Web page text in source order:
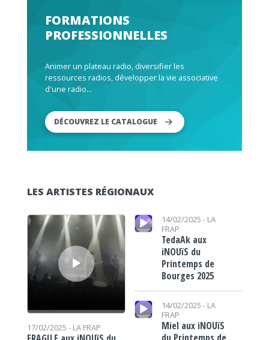
FORMATIONS
PROFESSIONNELLES
Animer un plateau radio, diversifier les
ressources radios, développer la vie associative
d'une radio...
DÉCOUVREZ LE CATALOGUE
LES ARTISTES RÉGIONAUX
Lecteur audio
17/02/2025 - LA FRAP
Lecteur audio 14/02/2025 - LA
FRAP
TedaAk aux
iNOUïS du
Printemps de
Bourges 2025
Lecteur audio
14/02/2025 - LA
FRAP
Miel aux iNOUïS